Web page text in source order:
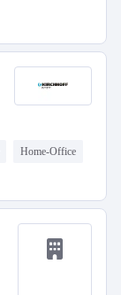
Home-Office